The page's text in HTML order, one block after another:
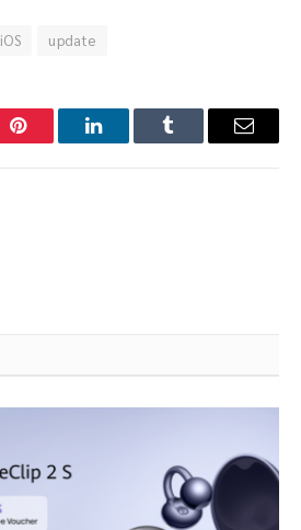
iOS update
Pinterest LinkedInTumblr Email